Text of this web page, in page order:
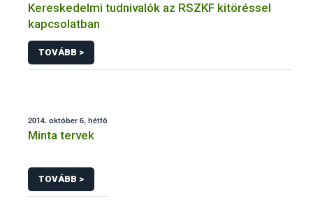
Kereskedelmi tudnivalók az RSZKF kitöréssel
kapcsolatban
TOVÁBB >
2014. október 6, hétfő
Minta tervek
TOVÁBB >